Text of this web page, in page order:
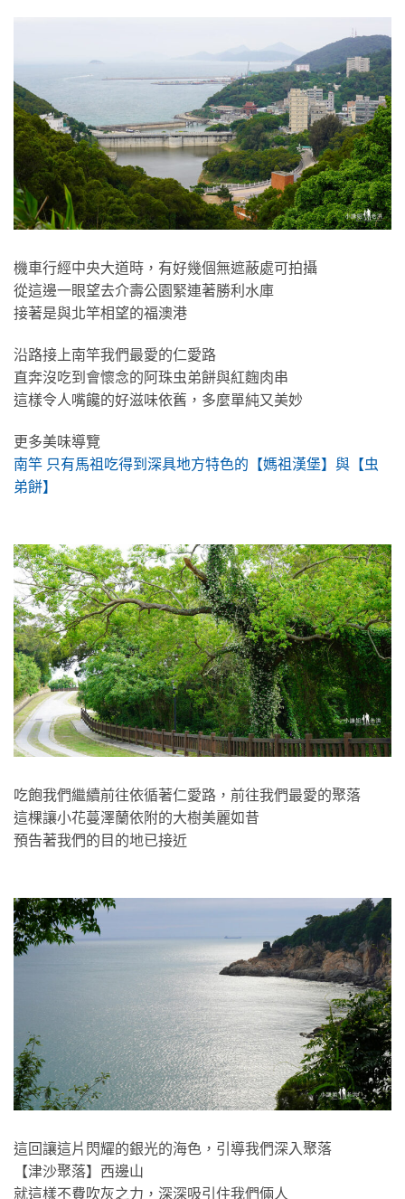
機車行經中央大道時，有好幾個無遮蔽處可拍攝
從這邊一眼望去介壽公園緊連著勝利水庫
接著是與北竿相望的福澳港
沿路接上南竿我們最愛的仁愛路
直奔沒吃到會懷念的阿珠虫弟餅與紅麴肉串
這樣令人嘴饞的好滋味依舊，多麼單純又美妙
更多美味導覽
南竿 只有馬祖吃得到深具地方特色的【媽祖漢堡】與【虫
弟餅】
吃飽我們繼續前往依循著仁愛路，前往我們最愛的聚落
這棵讓小花蔓澤蘭依附的大樹美麗如昔
預告著我們的目的地已接近
這回讓這片閃耀的銀光的海色，引導我們深入聚落
【津沙聚落】西邊山
就這樣不費吹灰之力，深深吸引住我們倆人